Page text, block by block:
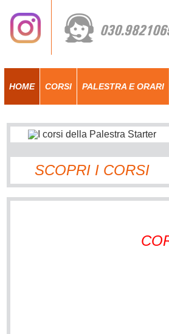
HOME CORSI PALESTRA E ORARI
SCOPRI I CORSI